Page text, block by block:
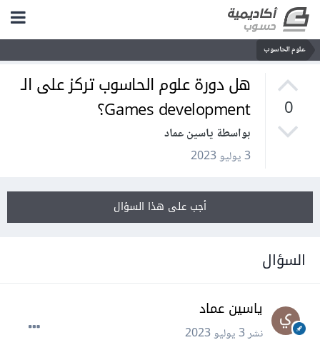
علوم الحاسوب
0
هل دورة علوم الحاسوب تركز على الـ
Games development؟
بواسطة ياسين عماد
3 يوليو 2023
أجب على هذا السؤال
السؤال
ياسين عماد
نشر3 يوليو 2023